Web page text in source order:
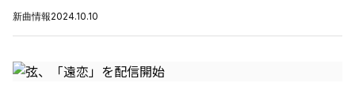
新曲情報2024.10.10